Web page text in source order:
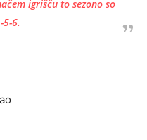
igrišču to sezono so
5-6.